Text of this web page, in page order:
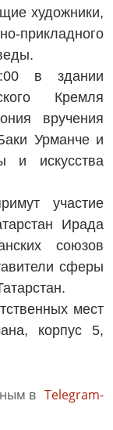
художники,
прикладного
в здании
Кремля
вручения
Урманче и
и искусства
участие
Ирада
союзов
сферы
мест
корпус 5,
в Telegram-